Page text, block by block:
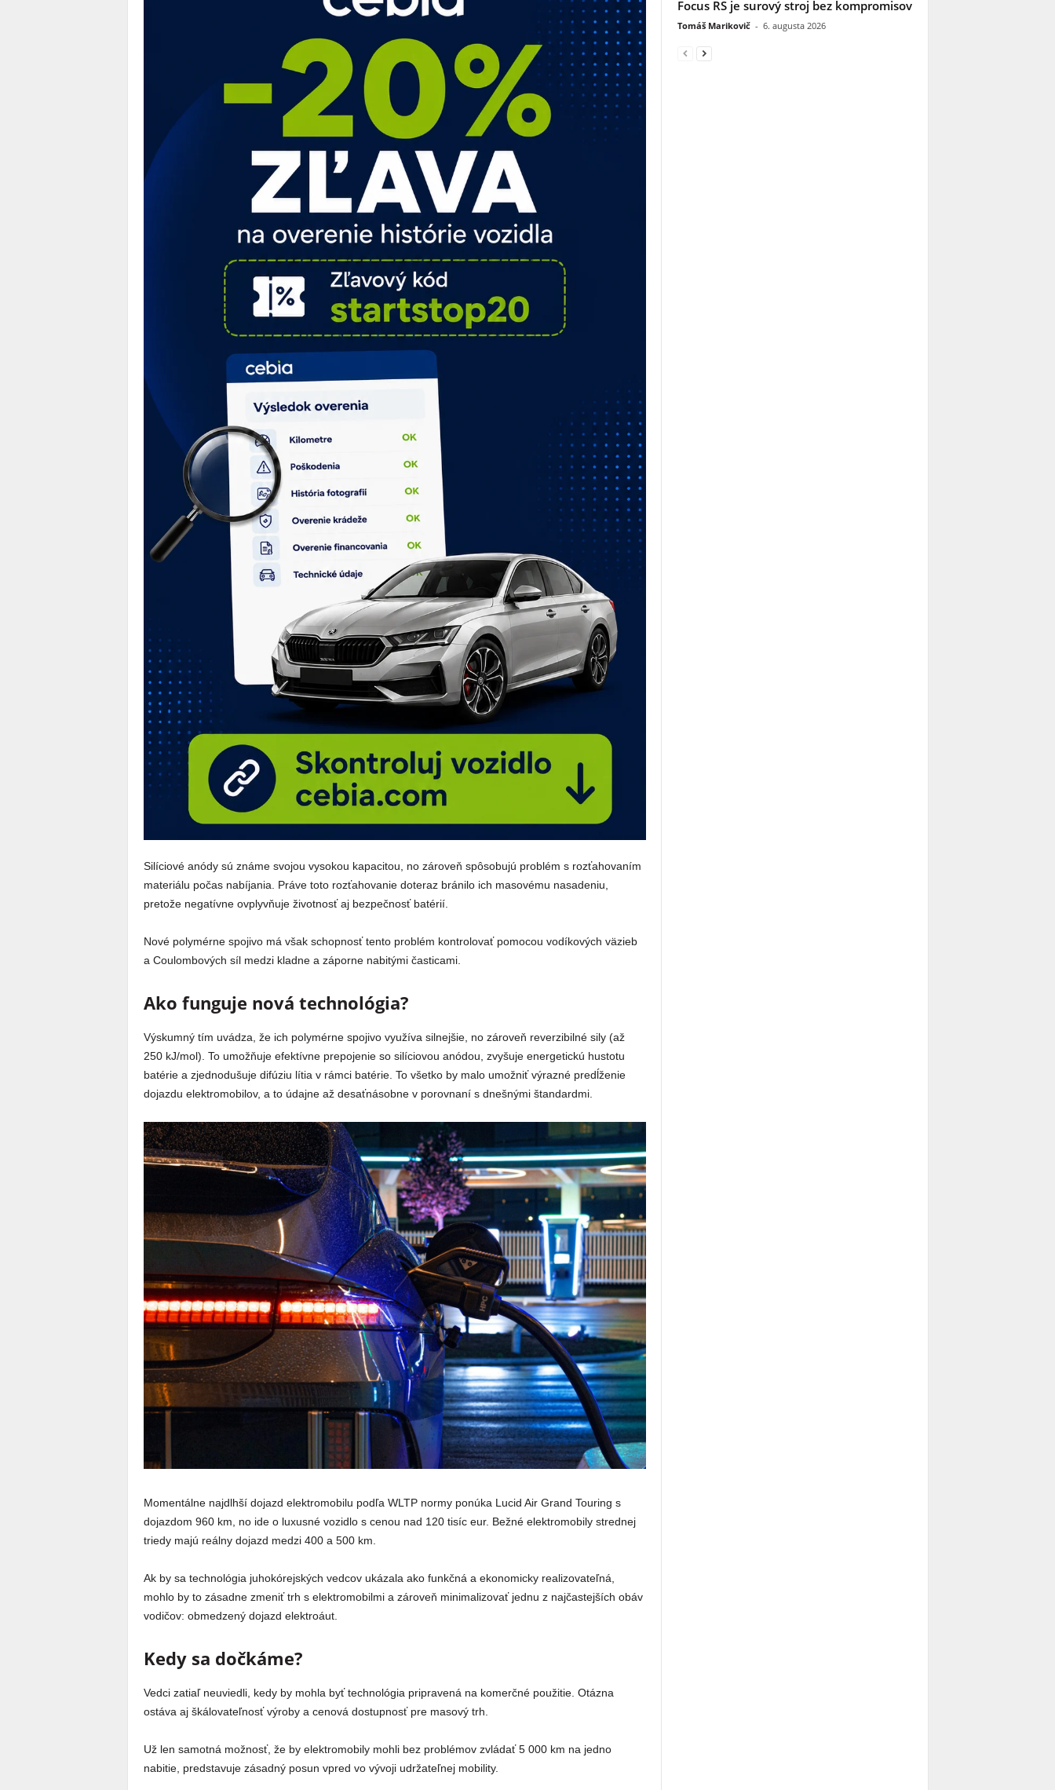
Silíciové anódy sú známe svojou vysokou kapacitou, no zároveň spôsobujú problém s rozťahovaním
materiálu počas nabíjania. Práve toto rozťahovanie doteraz bránilo ich masovému nasadeniu,
pretože negatívne ovplyvňuje životnosť aj bezpečnosť batérií.
Nové polymérne spojivo má však schopnosť tento problém kontrolovať pomocou vodíkových väzieb
a Coulombových síl medzi kladne a záporne nabitými časticami.
Ako funguje nová technológia?
Výskumný tím uvádza, že ich polymérne spojivo využíva silnejšie, no zároveň reverzibilné sily (až
250 kJ/mol). To umožňuje efektívne prepojenie so silíciovou anódou, zvyšuje energetickú hustotu
batérie a zjednodušuje difúziu lítia v rámci batérie. To všetko by malo umožniť výrazné predĺženie
dojazdu elektromobilov, a to údajne až desaťnásobne v porovnaní s dnešnými štandardmi.
Momentálne najdlhší dojazd elektromobilu podľa WLTP normy ponúka Lucid Air Grand Touring s
dojazdom 960 km, no ide o luxusné vozidlo s cenou nad 120 tisíc eur. Bežné elektromobily strednej
triedy majú reálny dojazd medzi 400 a 500 km.
Ak by sa technológia juhokórejských vedcov ukázala ako funkčná a ekonomicky realizovateľná,
mohlo by to zásadne zmeniť trh s elektromobilmi a zároveň minimalizovať jednu z najčastejších obáv
vodičov: obmedzený dojazd elektroáut.
Kedy sa dočkáme?
Vedci zatiaľ neuviedli, kedy by mohla byť technológia pripravená na komerčné použitie. Otázna
ostáva aj škálovateľnosť výroby a cenová dostupnosť pre masový trh.
Už len samotná možnosť, že by elektromobily mohli bez problémov zvládať 5 000 km na jedno
nabitie, predstavuje zásadný posun vpred vo vývoji udržateľnej mobility.
Focus RS je surový stroj bez kompromisov
Tomáš Marikovič - 6. augusta 2026